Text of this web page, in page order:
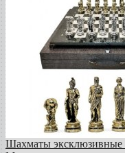
Шахматы эксклюзивные